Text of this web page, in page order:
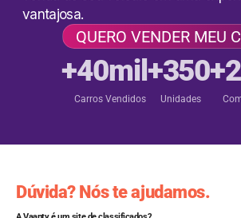
vantajosa.
QUERO VENDER MEU
+40mil
Carros Vendidos
+350
Unidades
Dúvida? Nós te ajudamos.